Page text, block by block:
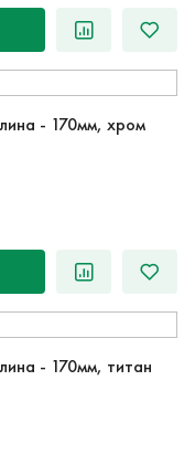
- 170мм, хром
- 170мм, титан